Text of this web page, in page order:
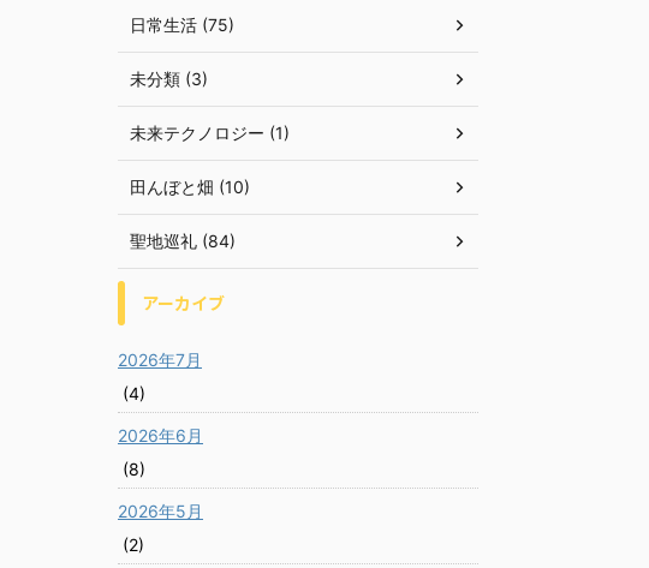
日常生活 (75)
未分類 (3)
未来テクノロジー (1)
田んぼと畑 (10)
聖地巡礼 (84)
アーカイブ
2026年7月
(4)
2026年6月
(8)
2026年5月
(2)